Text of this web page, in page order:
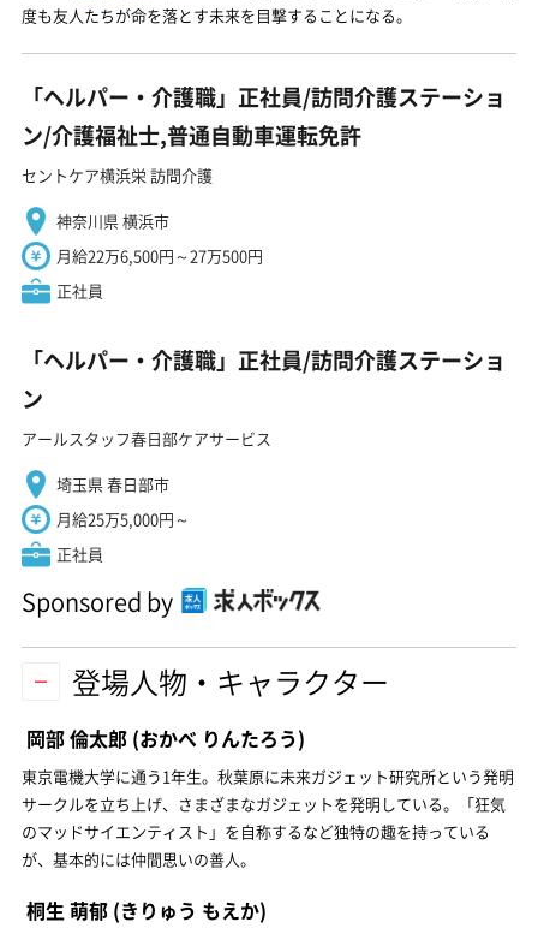
度も友人たちが命を落とす未来を目撃することになる。
「ヘルパー・介護職」正社員/訪問介護ステーショ
ン/介護福祉士,普通自動車運転免許
セントケア横浜栄 訪問介護
神奈川県 横浜市
月給22万6,500円～27万500円
正社員
「ヘルパー・介護職」正社員/訪問介護ステーショ
ン
アールスタッフ春日部ケアサービス
埼玉県 春日部市
月給25万5,000円～
正社員
Sponsored by
登場人物・キャラクター
岡部 倫太郎 (おかべ りんたろう)
東京電機大学に通う1年生。秋葉原に未来ガジェット研究所という発明
サークルを立ち上げ、さまざまなガジェットを発明している。「狂気
のマッドサイエンティスト」を自称するなど独特の趣を持っている
が、基本的には仲間思いの善人。
桐生 萌郁 (きりゅう もえか)